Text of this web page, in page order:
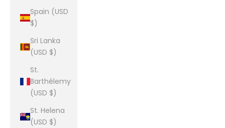
Spain (USD
$)
Sri Lanka
(USD $)
St.
Barthélemy
(USD $)
St. Helena
(USD $)